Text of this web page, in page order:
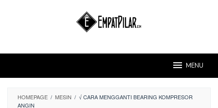
MENU
HOMEPAGE / MESIN / √ CARA MENGGANTI BEARING KOMPRESOR
ANGIN